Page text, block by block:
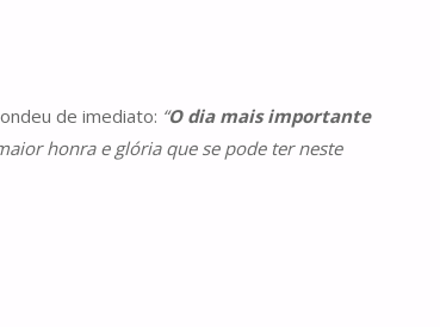
de imediato: “O dia mais importante
honra e glória que se pode ter neste